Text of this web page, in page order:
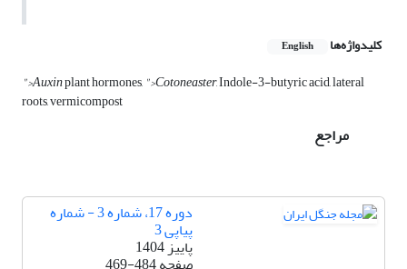
کلیدواژه‌ها English
">Auxinplant hormones,">Cotoneaster, Indole-3-butyric acid, lateral
roots, vermicompost
مراجع
دوره 17، شماره 3 - شماره
پیاپی 3
پاییز 1404